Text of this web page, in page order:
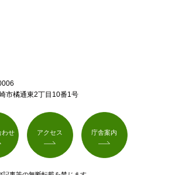
市橘通東2丁目10番1号
わせ アクセス 庁舎案内